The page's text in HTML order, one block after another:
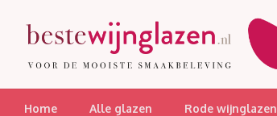
Home Alle glazen Rode wijnglazen